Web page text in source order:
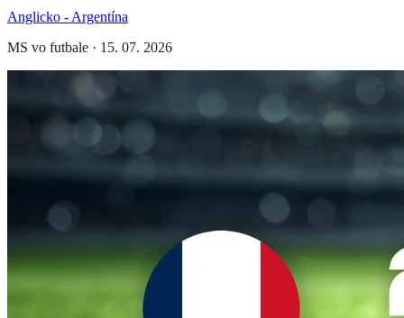
Anglicko - Argentína
MS vo futbale · 15. 07. 2026